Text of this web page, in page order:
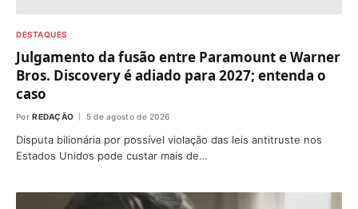
DESTAQUES
Julgamento da fusão entre Paramount e Warner
Bros. Discovery é adiado para 2027; entenda o
caso
Por REDAÇÃO 5 de agosto de 2026
Disputa bilionária por possível violação das leis antitruste nos
Estados Unidos pode custar mais de…